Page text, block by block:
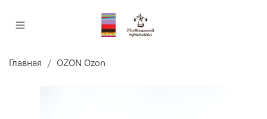
Главная OZON Ozon